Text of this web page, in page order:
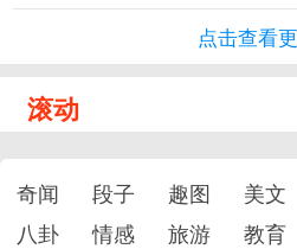
点击查看
滚动
奇闻 段子 趣图 美文
八卦
情感 旅游 教育